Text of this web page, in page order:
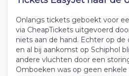
Onlangs tickets geboekt voor
via CheapTickets uitgevoerd
niets aan de hand. Echter op
en al bij aankomst op Schiphol
andere vluchten door een
Omboeken was op geen